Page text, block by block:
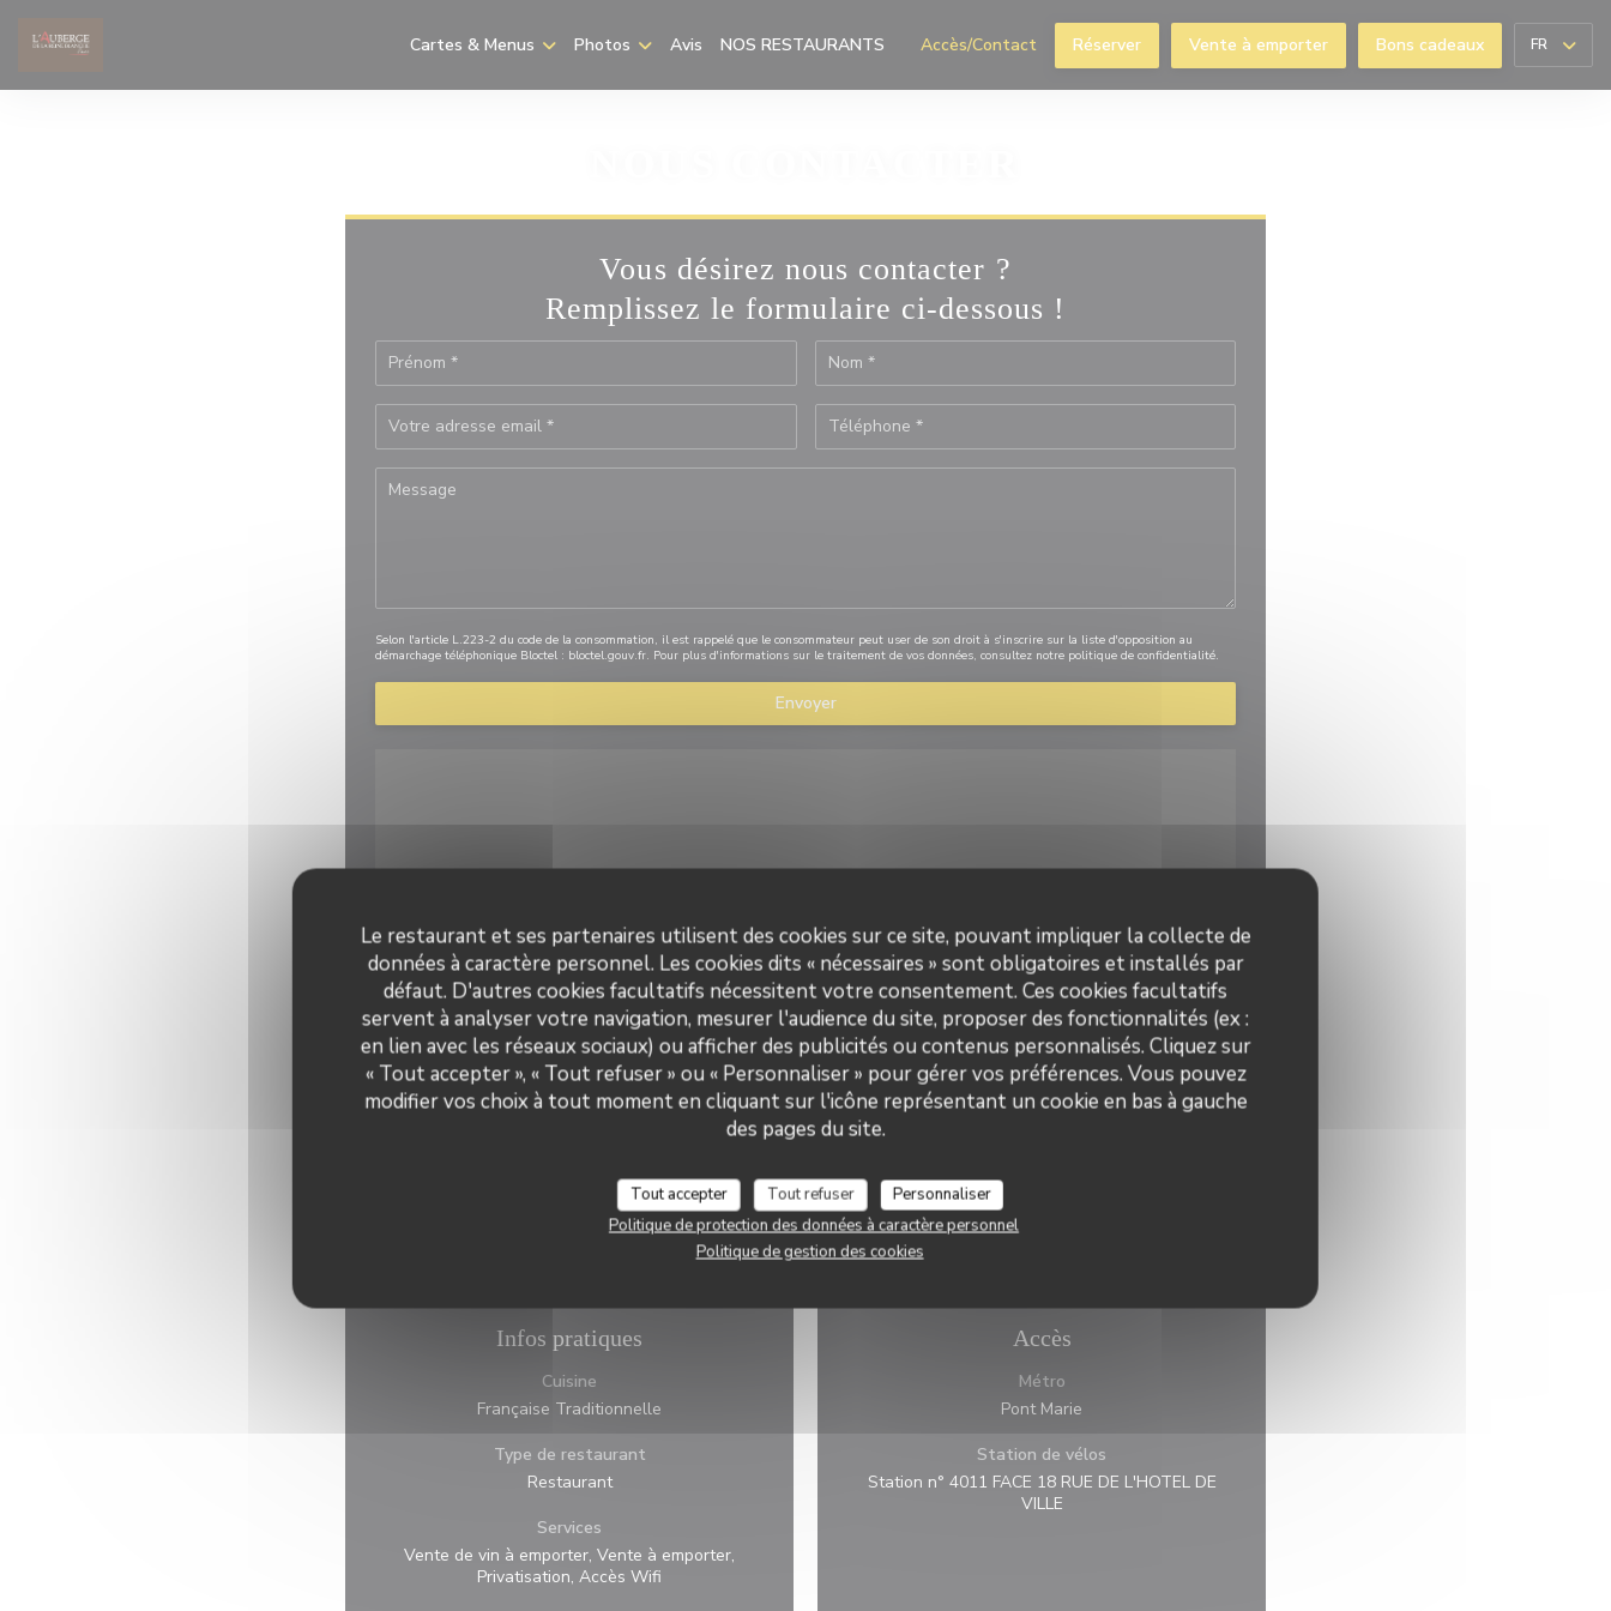
Le restaurant et ses partenaires utilisent des cookies sur ce site, pouvant impliquer la collecte de
données à caractère personnel. Les cookies dits « nécessaires » sont obligatoires et installés par
défaut. D'autres cookies facultatifs nécessitent votre consentement. Ces cookies facultatifs
servent à analyser votre navigation, mesurer l'audience du site, proposer des fonctionnalités (ex :
en lien avec les réseaux sociaux) ou afficher des publicités ou contenus personnalisés. Cliquez sur
« Tout accepter », « Tout refuser » ou « Personnaliser » pour gérer vos préférences. Vous pouvez
modifier vos choix à tout moment en cliquant sur l'icône représentant un cookie en bas à gauche
des pages du site.
Tout accepter Tout refuser
Personnaliser
Politique de protection des données à caractère personnel
Politique de gestion des cookies
Cartes & Menus Photos Avis NOS RESTAURANTS ((ouvre une nouvelle fenêtre))
Accès/Contact Réserver Vente à emporter Bons cadeaux FR
Vous désirez nous contacter ?
Remplissez le formulaire ci-dessous !
Selon l'article L.223-2 du code de la consommation, il est rappelé que le consommateur peut user de son droit à s'inscrire sur la liste d'opposition au
démarchage téléphonique Bloctel : bloctel.gouv.fr. Pour plus d'informations sur le traitement de vos données, consultez notre politique de confidentialité.
Pour afficher la carte interactive Waze, vous devez accepter les cookies Waze Map (Google). Ces cookies peuvent collecter des
données de navigation et de localisation.
Autoriser
Infos pratiques
Cuisine
Française Traditionnelle
Type de restaurant
Restaurant
Services
Vente de vin à emporter, Vente à emporter,
Privatisation, Accès Wifi
Accès
Métro
Pont Marie
Station de vélos
Station n° 4011 FACE 18 RUE DE L'HOTEL DE
VILLE